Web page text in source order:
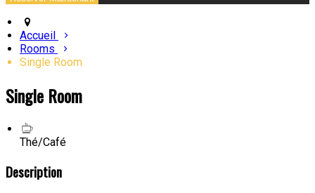
Accueil
Rooms
Single Room
Single Room
Thé/Café
Description